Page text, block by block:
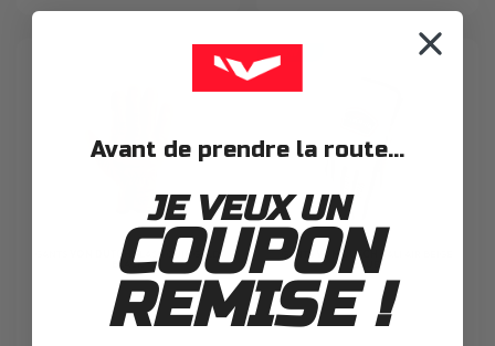
VON DUTCH FLASH CUIR GOLD
BLACK
GANTS VON DUTCH
CALI AIR BEIGE
BLUE
Avant de prendre la route...
JE VEUX UN
COUPON
REMISE !